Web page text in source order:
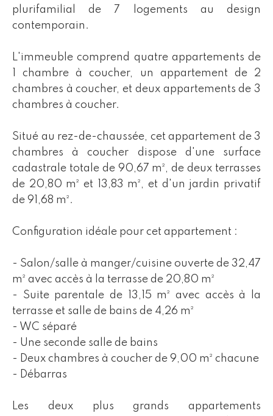
plurifamilial de 7 logements au design
contemporain.
L'immeuble comprend quatre appartements de
1 chambre à coucher, un appartement de 2
chambres à coucher, et deux appartements de 3
chambres à coucher.
Situé au rez-de-chaussée, cet appartement de 3
chambres à coucher dispose d'une surface
cadastrale totale de 90,67 m², de deux terrasses
de 20,80 m² et 13,83 m², et d'un jardin privatif
de 91,68 m².
Configuration idéale pour cet appartement :
- Salon/salle à manger/cuisine ouverte de 32,47
m² avec accès à la terrasse de 20,80 m²
- Suite parentale de 13,15 m² avec accès à la
terrasse et salle de bains de 4,26 m²
- WC séparé
- Une seconde salle de bains
- Deux chambres à coucher de 9,00 m² chacune
- Débarras
Les deux plus grands appartements